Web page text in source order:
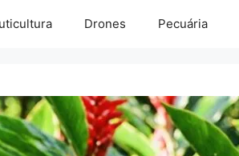
Drones Pecuária